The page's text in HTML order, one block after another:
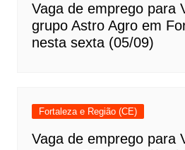
Vaga de emprego para
grupo Astro Agro em
nesta sexta (05/09)
Fortaleza e Região (CE)
Vaga de emprego para